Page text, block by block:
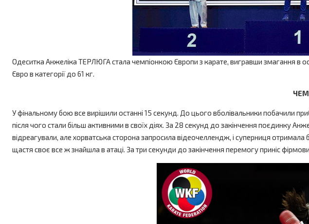
Одеситка Анжеліка ТЕРЛЮГА стала чемпіонкою Європи з карате, вигравши змагання в
Євро в категорії до 61 кг.
У фінальному бою все вирішили останні 15 секунд. До цього вболівальники побачили
після чого стали більш активними в своїх діях. За 28 секунд до закінчення поєдинку
відреагували, але хорватська сторона запросила відеочеллендж, і суперниця
щастя своє все ж знайшла в атаці. За три секунди до закінчення перемогу приніс